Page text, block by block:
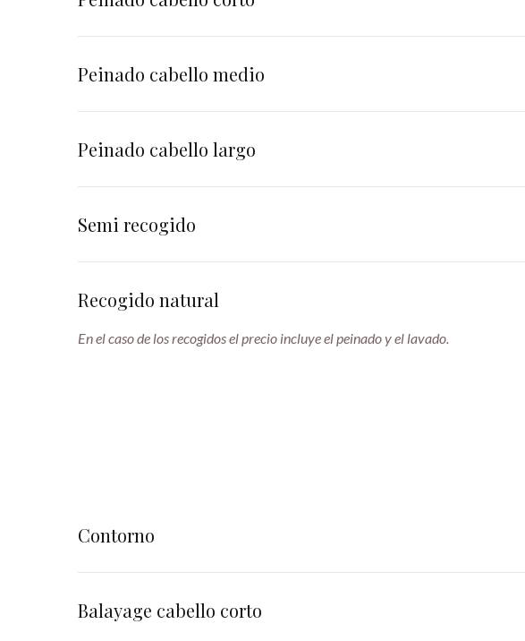
Peinado cabello medio
Peinado cabello largo
Semi recogido
Recogido natural
En el caso de los recogidos el precio incluye el peinado y el lavado.
Contorno
Balayage cabello corto